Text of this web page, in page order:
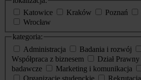
Katowice
Kraków Poznań
Wrocław
kategoria:
Administracja
Badania i rozwój
Współpraca z biznesem
Dział Prawny
badawcze
Marketing i komunikacja
Organizacje studenckie
Rekrutacja